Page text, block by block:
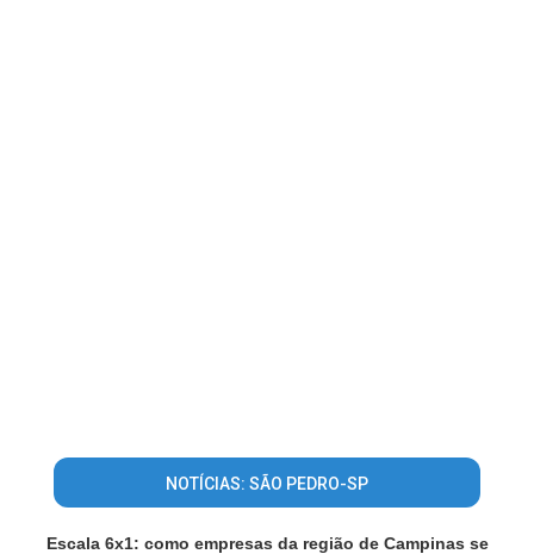
NOTÍCIAS: SÃO PEDRO-SP
Escala 6x1: como empresas da região de Campinas se